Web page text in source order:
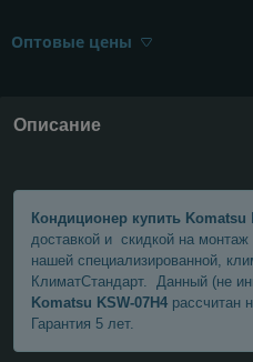
Оптовые цены
Описание
Кондиционер купить Komatsu
доставкой и скидкой на
нашей специализированной,
КлиматСтандарт. Данный (не
Komatsu KSW-07H4 рассчитан
Гарантия 5 лет.